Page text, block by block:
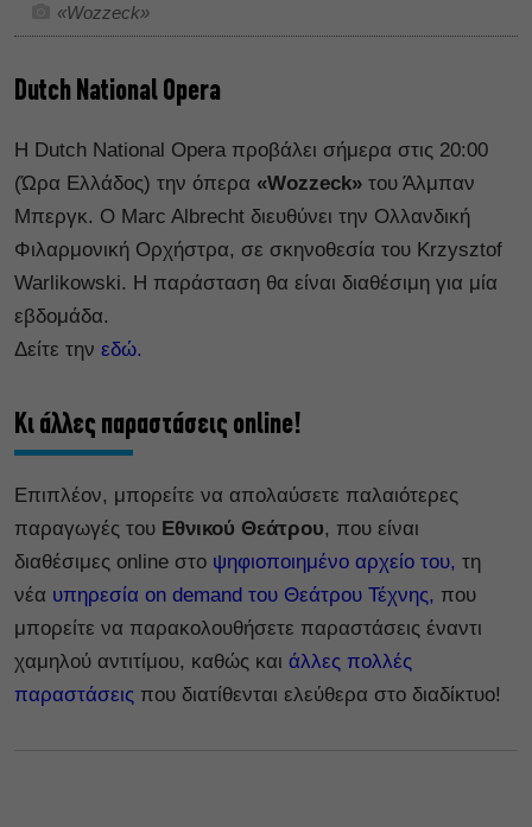
«Wozzeck»
Dutch National Opera
H Dutch National Opera προβάλει σήμερα στις 20:00
(Ώρα Ελλάδος) την όπερα «Wozzeck» του Άλμπαν
Μπεργκ. Ο Marc Albrecht διευθύνει την Ολλανδική
Φιλαρμονική Ορχήστρα, σε σκηνοθεσία του Krzysztof
Warlikowski. Η παράσταση θα είναι διαθέσιμη για μία
εβδομάδα.
Δείτε την εδώ.
Κι άλλες παραστάσεις online!
Επιπλέον, μπορείτε να απολαύσετε παλαιότερες
παραγωγές του Εθνικού Θεάτρου, που είναι
διαθέσιμες online στο ψηφιοποιημένο αρχείο του, τη
νέα υπηρεσία on demand του Θεάτρου Τέχνης, που
μπορείτε να παρακολουθήσετε παραστάσεις έναντι
χαμηλού αντιτίμου, καθώς και άλλες πολλές
παραστάσεις που διατίθενται ελεύθερα στο διαδίκτυο!